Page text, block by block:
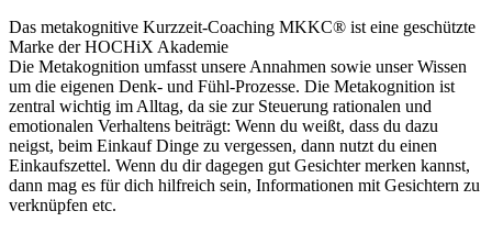
Das metakognitive Kurzzeit-Coaching MKKC® ist eine geschützte
Marke der HOCHiX Akademie
Die Metakognition umfasst unsere Annahmen sowie unser Wissen
um die eigenen Denk- und Fühl-Prozesse. Die Metakognition ist
zentral wichtig im Alltag, da sie zur Steuerung rationalen und
emotionalen Verhaltens beiträgt: Wenn du weißt, dass du dazu
neigst, beim Einkauf Dinge zu vergessen, dann nutzt du einen
Einkaufszettel. Wenn du dir dagegen gut Gesichter merken kannst,
dann mag es für dich hilfreich sein, Informationen mit Gesichtern zu
verknüpfen etc.